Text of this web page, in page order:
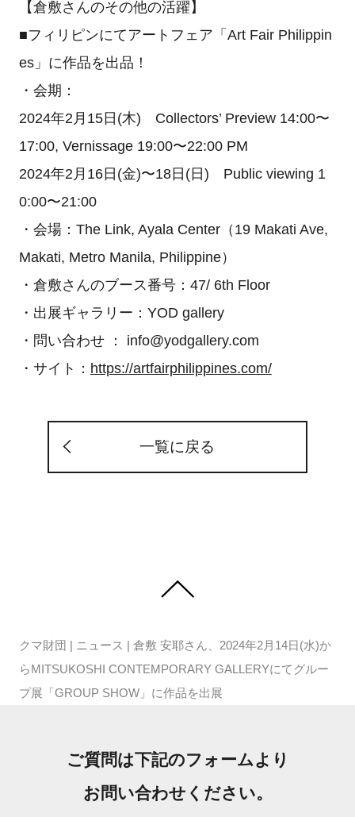
【倉敷さんのその他の活躍】
■フィリピンにてアートフェア「Art Fair Philippin
es」に作品を出品！
・会期：
2024年2月15日(木) Collectors’ Preview 14:00〜
17:00, Vernissage 19:00〜22:00 PM
2024年2月16日(金)〜18日(日) Public viewing 1
0:00〜21:00
・会場：The Link, Ayala Center（19 Makati Ave,
Makati, Metro Manila, Philippine）
・倉敷さんのブース番号：47/ 6th Floor
・出展ギャラリー：YOD gallery
・問い合わせ ： info@yodgallery.com
・サイト： https://artfairphilippines.com/
一覧に戻る
クマ財団 | ニュース | 倉敷 安耶さん、2024年2月14日(水)か
らMITSUKOSHI CONTEMPORARY GALLERYにてグルー
プ展「GROUP SHOW」に作品を出展
ご質問は下記のフォームより
お問い合わせください。